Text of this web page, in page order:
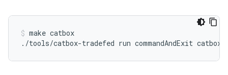
make catbox
./tools/catbox-tradefed run commandAndExit